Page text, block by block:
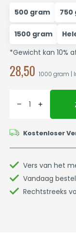
500 gram 750
1500 gram
*Gewicht kan 10%
28,50 1000 gram |
Kostenloser
Vers van het
Vandaag
Rechtstreeks